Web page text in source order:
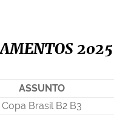
2025
ASSUNTO
Copa Brasil B2 B3